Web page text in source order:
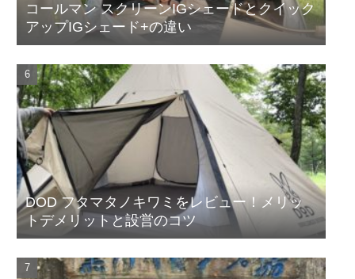
コールマン スクリーンIGシェードとクイック
アップIGシェード+の違い
DOD フタマタノキワミをレビュー！メリッ
トデメリットと設営のコツ